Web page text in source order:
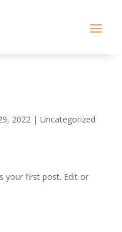
2022| Uncategorized
your first post. Edit or